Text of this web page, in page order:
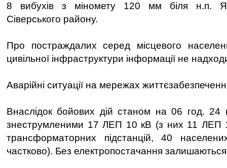
8 вибухів з міномету 120 мм біля н.п.
Сіверського району.
Про постраждалих серед місцевого
цивільної інфраструктури інформації не
Аварійні ситуації на мережах
Внаслідок бойових дій станом на 06 год. 24
знеструмленими 17 ЛЕП 10 кВ (з них 11 ЛЕП
трансформаторних підстанцій, 40
частково). Без електропостачання